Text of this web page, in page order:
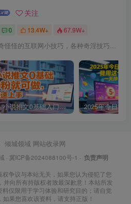
关注
0 13.4W+ 67.9W+
分享一些奇奇怪怪的互联网小技巧，各种奇淫技巧都在本站。
小说推文0基础入门教程，0粉就可做，快速上手
倾城领域 网站收录网
· 冀ICP备2024088100号-1 · 负责声明
争议与本站无关，如果您认为侵犯了您
并向所有持版权者致最深歉意！本站所发
仅限用于学习体验和研究目的；请自觉
果您喜欢该资料，请支持正版！